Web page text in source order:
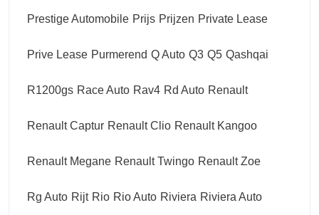
Prestige Automobile Prijs Prijzen Private Lease
Prive Lease Purmerend Q Auto Q3 Q5 Qashqai
R1200gs Race Auto Rav4 Rd Auto Renault
Renault Captur Renault Clio Renault Kangoo
Renault Megane Renault Twingo Renault Zoe
Rg Auto Rijt Rio Rio Auto Riviera Riviera Auto